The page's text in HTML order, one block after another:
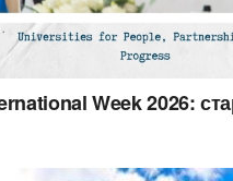
Week 2026: